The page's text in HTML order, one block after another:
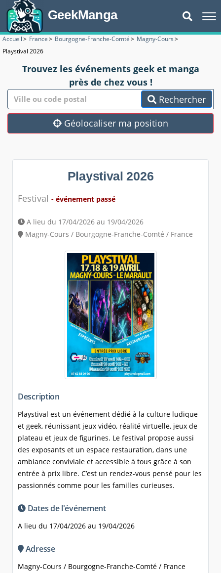
GeekManga
Accueil> France> Bourgogne-Franche-Comté> Magny-Cours>
Playstival 2026
Trouvez les événements geek et manga
près de chez vous !
Rechercher
Géolocaliser ma position
Playstival 2026
Festival - événement passé
A lieu du 17/04/2026 au 19/04/2026
Magny-Cours / Bourgogne-Franche-Comté / France
Description
Playstival est un événement dédié à la culture ludique
et geek, réunissant jeux vidéo, réalité virtuelle, jeux de
plateau et jeux de figurines. Le festival propose aussi
des exposants et un espace restauration, dans une
ambiance conviviale et accessible à tous grâce à son
entrée à prix libre. C’est un rendez-vous pensé pour les
passionnés comme pour les familles curieuses.
Dates de l'événement
A lieu du 17/04/2026 au 19/04/2026
Adresse
Magny-Cours / Bourgogne-Franche-Comté / France